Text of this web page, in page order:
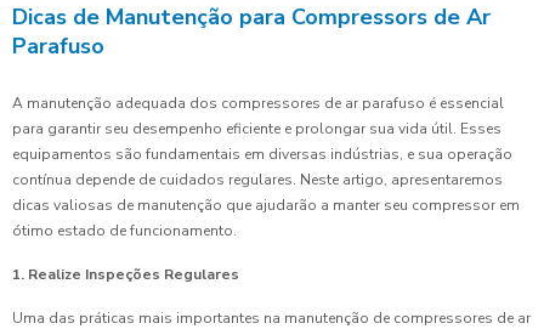
Dicas de Manutenção para Compressors de Ar
Parafuso
A manutenção adequada dos compressores de ar parafuso é essencial
para garantir seu desempenho eficiente e prolongar sua vida útil. Esses
equipamentos são fundamentais em diversas indústrias, e sua operação
contínua depende de cuidados regulares. Neste artigo, apresentaremos
dicas valiosas de manutenção que ajudarão a manter seu compressor em
ótimo estado de funcionamento.
1. Realize Inspeções Regulares
Uma das práticas mais importantes na manutenção de compressores de ar